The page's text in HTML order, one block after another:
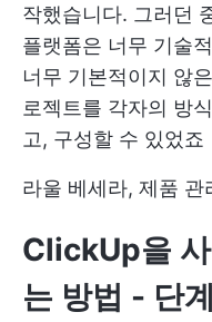
작했습니다. 그러던
플랫폼은 너무 기술
너무 기본적이지 않
로젝트를 각자의 방
고, 구성할 수 있었죠
라울 베세라, 제품
ClickUp을
는 방법 - 단